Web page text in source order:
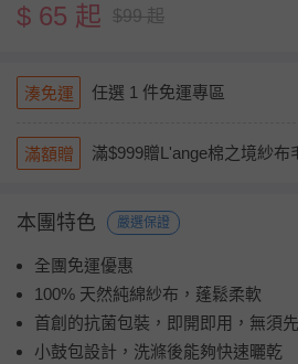
$ 65 起 $99 起
湊免運 任選 1 件免運專區
滿額贈 滿$999贈L'ange棉之境紗布
本團特色 嚴選保證
全團免運優惠
100% 天然純綿紗布，蓬鬆柔軟
首創的抗菌包裝，即開即用，無須
小鼓包設計，洗滌後能夠快速曬乾